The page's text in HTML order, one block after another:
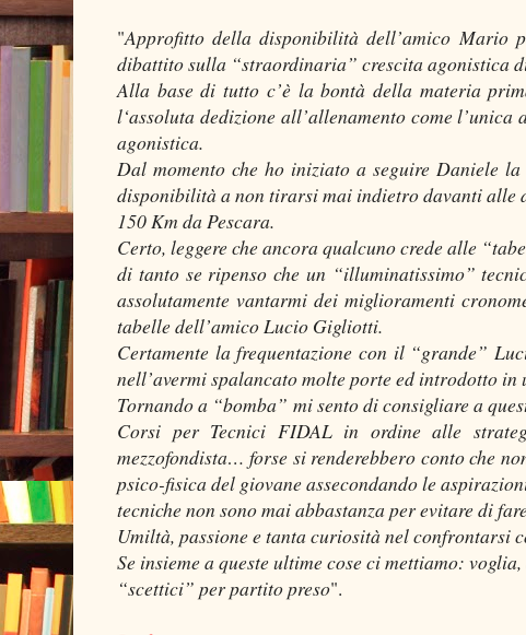
"Approfitto della disponibilità dell’amico Mario
dibattito sulla “straordinaria” crescita agonistica
Alla base di tutto c’è la bontà della materia
l‘assoluta dedizione all’allenamento come
agonistica.
Dal momento che ho iniziato a seguire Daniele
disponibilità a non tirarsi mai indietro davanti alle
150 Km da Pescara.
Certo, leggere che ancora qualcuno crede alle
di tanto se ripenso che un “illuminatissimo”
assolutamente vantarmi dei miglioramenti
tabelle dell’amico Lucio Gigliotti.
Certamente la frequentazione con il “grande”
nell’avermi spalancato molte porte ed introdotto
Tornando a “bomba” mi sento di consigliare a
Corsi per Tecnici FIDAL in ordine alle
mezzofondista… forse si renderebbero conto che
psico-fisica del giovane assecondando le
tecniche non sono mai abbastanza per evitare di
Umiltà, passione e tanta curiosità nel
Se insieme a queste ultime cose ci mettiamo:
“scettici” per partito preso".